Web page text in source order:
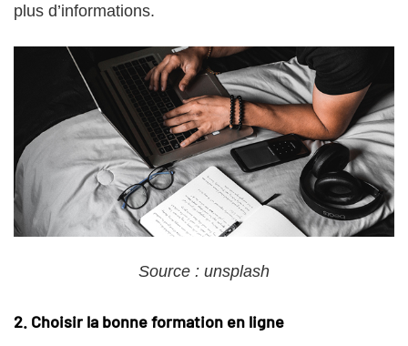
plus d’informations.
Source : unsplash
2. Choisir la bonne formation en ligne